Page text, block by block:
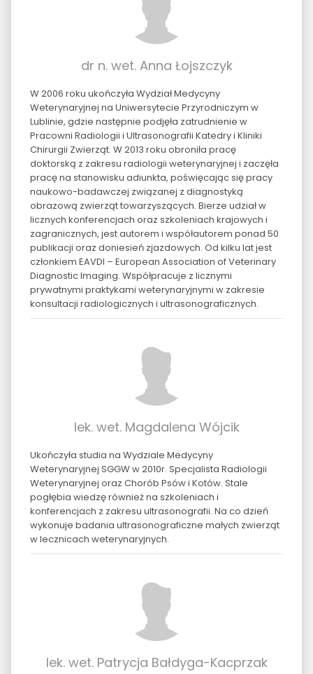
dr n. wet. Anna Łojszczyk
W 2006 roku ukończyła Wydział Medycyny
Weterynaryjnej na Uniwersytecie Przyrodniczym w
Lublinie, gdzie następnie podjęła zatrudnienie w
Pracowni Radiologii i Ultrasonografii Katedry i Kliniki
Chirurgii Zwierząt. W 2013 roku obroniła pracę
doktorską z zakresu radiologii weterynaryjnej i zaczęła
pracę na stanowisku adiunkta, poświęcając się pracy
naukowo-badawczej związanej z diagnostyką
obrazową zwierząt towarzyszących. Bierze udział w
licznych konferencjach oraz szkoleniach krajowych i
zagranicznych, jest autorem i współautorem ponad 50
publikacji oraz doniesień zjazdowych. Od kilku lat jest
członkiem EAVDI – European Association of Veterinary
Diagnostic Imaging. Współpracuje z licznymi
prywatnymi praktykami weterynaryjnymi w zakresie
konsultacji radiologicznych i ultrasonograficznych.
lek. wet. Magdalena Wójcik
Ukończyła studia na Wydziale Medycyny
Weterynaryjnej SGGW w 2010r. Specjalista Radiologii
Weterynaryjnej oraz Chorób Psów i Kotów. Stale
pogłębia wiedzę również na szkoleniach i
konferencjach z zakresu ultrasonografii. Na co dzień
wykonuje badania ultrasonograficzne małych zwierząt
w lecznicach weterynaryjnych.
lek. wet. Patrycja Bałdyga-Kacprzak